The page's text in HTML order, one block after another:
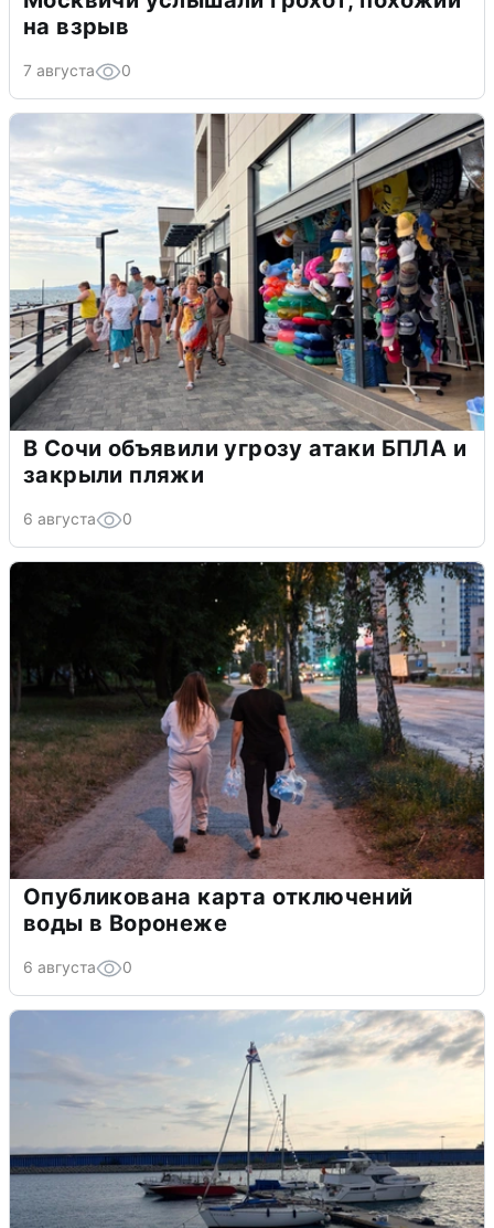
на взрыв
7 августа 0
В Сочи объявили угрозу атаки БПЛА и
закрыли пляжи
6 августа 0
Опубликована карта отключений
воды в Воронеже
6 августа 0